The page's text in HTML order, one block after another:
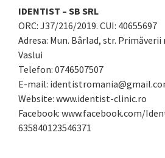
IDENTIST – SB SRL
ORC: J37/216/2019. CUI: 40655697
Adresa: Mun. Bârlad, str. Primăverii
Vaslui
Telefon: 0746507507
E-mail:
Website: www.identist-clinic.ro
Facebook: www.facebook.com/
635840123546371